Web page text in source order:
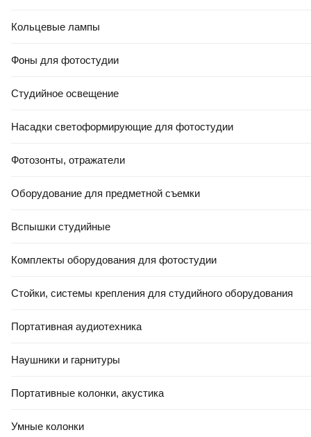
Кольцевые лампы
Фоны для фотостудии
Студийное освещение
Насадки светоформирующие для фотостудии
Фотозонты, отражатели
Оборудование для предметной съемки
Вспышки студийные
Комплекты оборудования для фотостудии
Стойки, системы крепления для студийного оборудования
Портативная аудиотехника
Наушники и гарнитуры
Портативные колонки, акустика
Умные колонки